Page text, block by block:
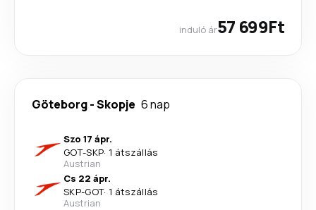
induló ár57 699Ft
Göteborg-Skopje 6 nap
Szo 17 ápr.
GOT-SKP· 1 átszállás
Austrian
Cs 22 ápr.
SKP-GOT· 1 átszállás
Austrian